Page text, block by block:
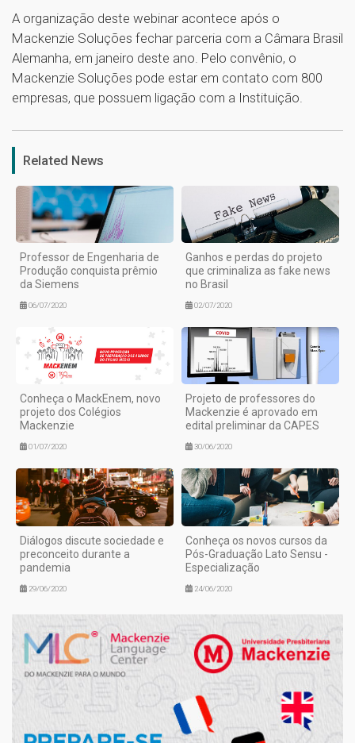
A organização deste webinar acontece após o
Mackenzie Soluções fechar parceria com a Câmara Brasil
Alemanha, em janeiro deste ano. Pelo convênio, o
Mackenzie Soluções pode estar em contato com 800
empresas, que possuem ligação com a Instituição.
1
Related News
Professor de Engenharia de
Produção conquista prêmio
da Siemens
06/07/2020
Ganhos e perdas do projeto
que criminaliza as fake news
no Brasil
02/07/2020
Conheça o MackEnem, novo
projeto dos Colégios
Mackenzie
01/07/2020
Projeto de professores do
Mackenzie é aprovado em
edital preliminar da CAPES
30/06/2020
Diálogos discute sociedade e
preconceito durante a
pandemia
29/06/2020
Conheça os novos cursos da
Pós-Graduação Lato Sensu -
Especialização
24/06/2020